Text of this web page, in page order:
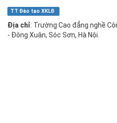
TT Đào tạo XKLĐ
Địa chỉ: Trường Cao đẳng nghề
- Đông Xuân, Sóc Sơn, Hà Nội.